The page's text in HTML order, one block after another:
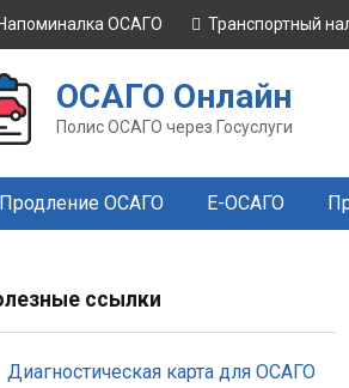
Напоминалка ОСАГО Транспортный
ОСАГО Онлайн
Полис ОСАГО через Госуслуги
Продление ОСАГО Е-ОСАГО
ссылки
Диагностическая карта для ОСАГО